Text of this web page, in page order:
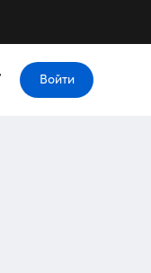
Войти